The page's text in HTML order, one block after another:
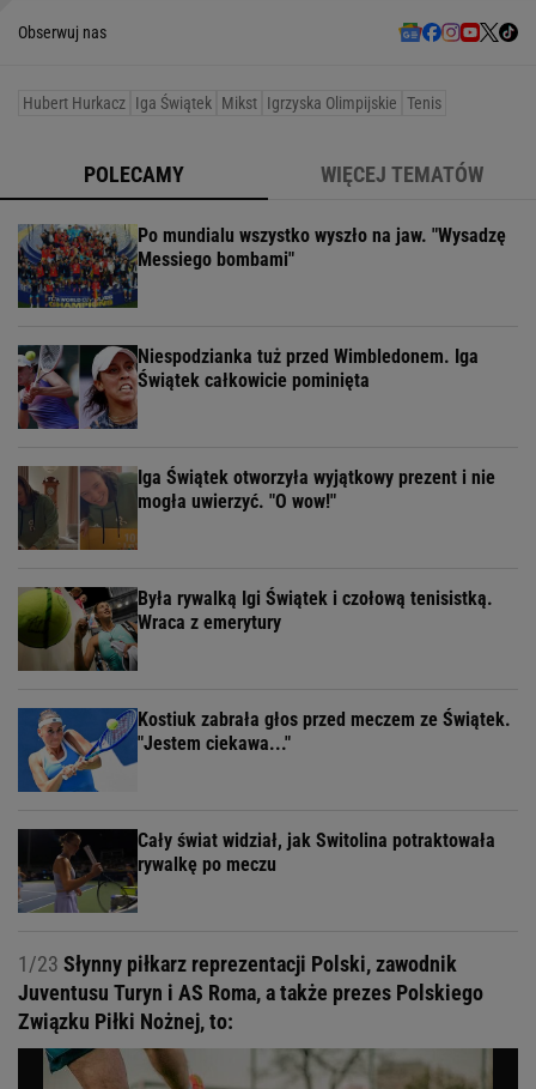
Obserwuj nas
Hubert Hurkacz Iga Świątek Mikst Igrzyska Olimpijskie Tenis
POLECAMY WIĘCEJ TEMATÓW
Po mundialu wszystko wyszło na jaw. "Wysadzę
Messiego bombami"
Niespodzianka tuż przed Wimbledonem. Iga
Świątek całkowicie pominięta
Iga Świątek otworzyła wyjątkowy prezent i nie
mogła uwierzyć. "O wow!"
Była rywalką Igi Świątek i czołową tenisistką.
Wraca z emerytury
Kostiuk zabrała głos przed meczem ze Świątek.
"Jestem ciekawa..."
Cały świat widział, jak Switolina potraktowała
rywalkę po meczu
1/23 Słynny piłkarz reprezentacji Polski, zawodnik
Juventusu Turyn i AS Roma, a także prezes Polskiego
Związku Piłki Nożnej, to: